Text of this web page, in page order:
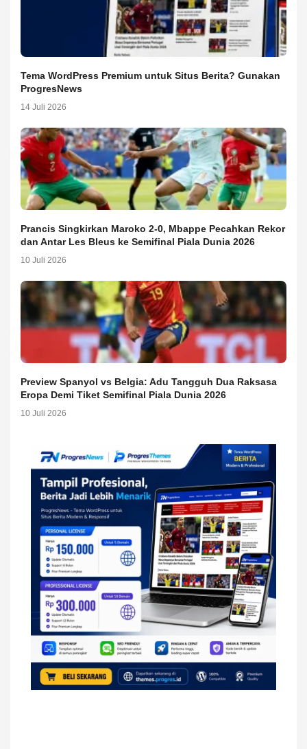
Tema WordPress Premium untuk Situs Berita? Gunakan
ProgresNews
14 Juli 2026
Prancis Singkirkan Maroko 2-0, Mbappe Pecahkan Rekor
dan Antar Les Bleus ke Semifinal Piala Dunia 2026
10 Juli 2026
Preview Spanyol vs Belgia: Adu Tangguh Dua Raksasa
Eropa Demi Tiket Semifinal Piala Dunia 2026
10 Juli 2026